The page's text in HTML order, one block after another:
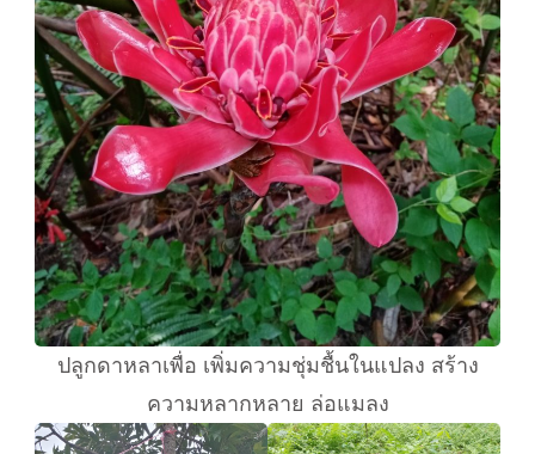
ปลูกดาหลาเพื่อ เพิ่มความชุ่มชื้นในแปลง สร้าง
ความหลากหลาย ล่อแมลง